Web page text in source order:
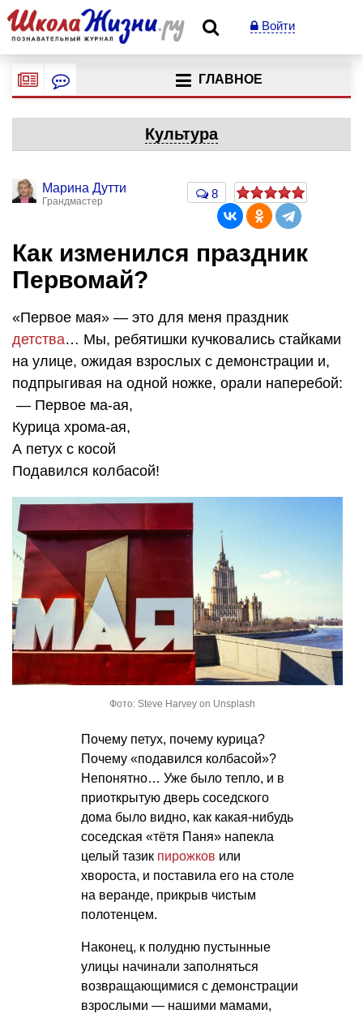
Войти
ГЛАВНОЕ
Культура
Марина Дутти
Грандмастер
8
Как изменился праздник
Первомай?
«Первое мая» — это для меня праздник
детства… Мы, ребятишки кучковались стайками
на улице, ожидая взрослых с демонстрации и,
подпрыгивая на одной ножке, орали наперебой:
— Первое ма-ая,
Курица хрома-ая,
А петух с косой
Подавился колбасой!
Фото: Steve Harvey on Unsplash
Почему петух, почему курица?
Почему «подавился колбасой»?
Непонятно… Уже было тепло, и в
приоткрытую дверь соседского
дома было видно, как какая-нибудь
соседская «тётя Паня» напекла
целый тазик пирожков или
хвороста, и поставила его на столе
на веранде, прикрыв чистым
полотенцем.
Наконец, к полудню пустынные
улицы начинали заполняться
возвращающимися с демонстрации
взрослыми — нашими мамами,